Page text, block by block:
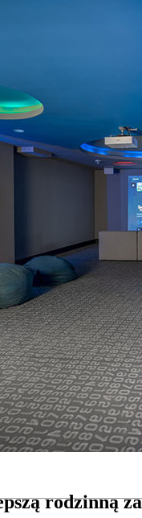
i baseny
– żwirowa
żwirowymi, trawiastymi,
naturalnie
innowacyjna strefa zabawy
stoły do ping-ponga,
dydaktyczne
–
atrakcjami, które
w 2026 - Softplay
–
powierzchnie dla dzieci
– pokój z
gier wideo dla dzieci i
rodzinną